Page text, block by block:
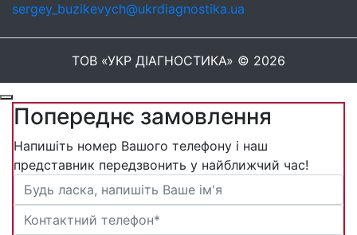
sergey_buzikevych@ukrdiagnostika.ua
ТОВ «УКР ДІАГНОСТИКА» © 2026
Попереднє замовлення
Напишіть номер Вашого телефону і наш
представник передзвонить у найближчий час!